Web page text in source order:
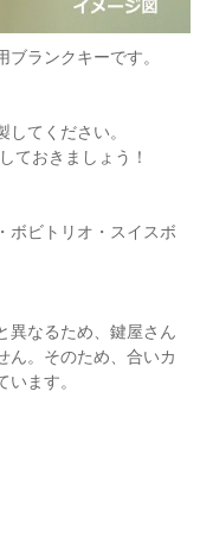
ランクキーです。
てください。
ておきましょう！
ボビトリオ・スイスボ
異なるため、鍵屋さん
ん。そのため、合いカ
ます。